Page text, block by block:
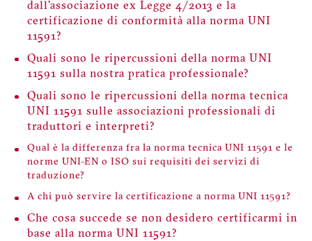
dall’associazione ex Legge 4/2013 e la
certificazione di conformità alla norma UNI
11591?
Quali sono le ripercussioni della norma UNI
11591 sulla nostra pratica professionale?
Quali sono le ripercussioni della norma tecnica
UNI 11591 sulle associazioni professionali di
traduttori e interpreti?
Qual è la differenza fra la norma tecnica UNI 11591 e le
norme UNI-EN o ISO sui requisiti dei servizi di
traduzione?
A chi può servire la certificazione a norma UNI 11591?
Che cosa succede se non desidero certificarmi in
base alla norma UNI 11591?